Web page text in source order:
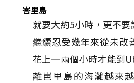
峇里島
就要大約5小時，更不
繼續忍受幾年來從未改
花上一兩個小時才能到
離岜里島的海灘越來